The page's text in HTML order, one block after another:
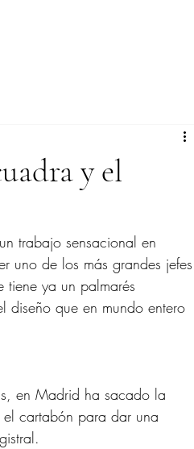
y el
trabajo sensacional en
uno de los más grandes jefes
ya un palmarés
diseño que en mundo entero
en Madrid ha sacado la
el cartabón para dar una